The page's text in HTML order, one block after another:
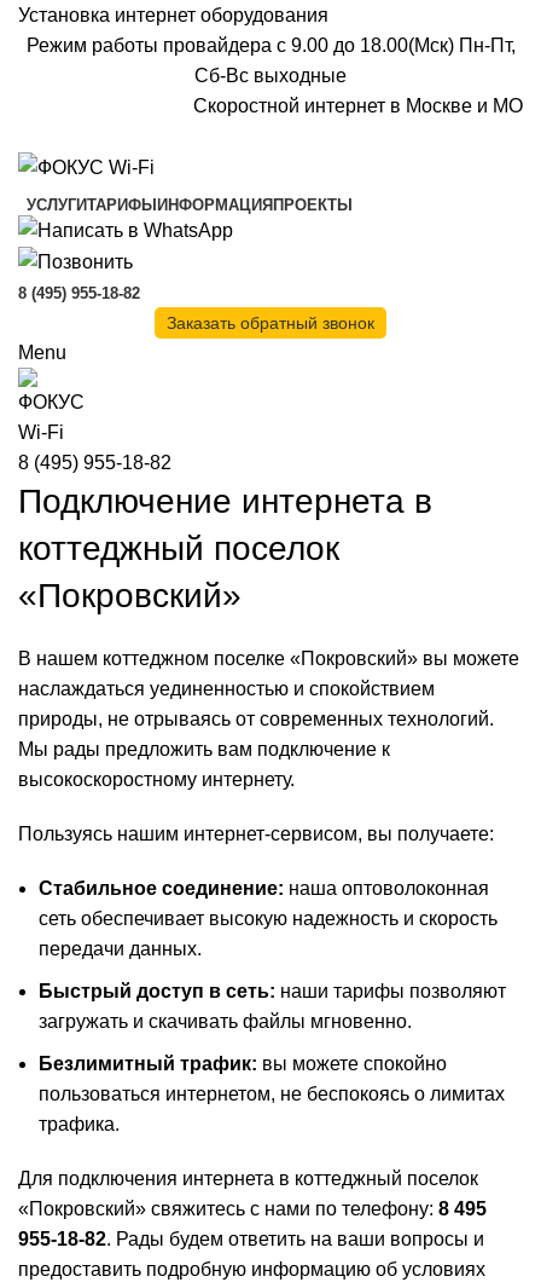
Установка интернет оборудования
Режим работы провайдера с 9.00 до 18.00(Мск) Пн-Пт,
Сб-Вс выходные
Скоростной интернет в Москве и МО
УСЛУГИТАРИФЫ ИНФОРМАЦИЯ ПРОЕКТЫ
8 (495) 955-18-82
Заказать обратный звонок
Menu
8 (495) 955-18-82
Подключение интернета в
коттеджный поселок
«Покровский»
В нашем коттеджном поселке «Покровский» вы можете
наслаждаться уединенностью и спокойствием
природы, не отрываясь от современных технологий.
Мы рады предложить вам подключение к
высокоскоростному интернету.
Пользуясь нашим интернет-сервисом, вы получаете:
Стабильное соединение: наша оптоволоконная
сеть обеспечивает высокую надежность и скорость
передачи данных.
Быстрый доступ в сеть: наши тарифы позволяют
загружать и скачивать файлы мгновенно.
Безлимитный трафик: вы можете спокойно
пользоваться интернетом, не беспокоясь о лимитах
трафика.
Для подключения интернета в коттеджный поселок
«Покровский» свяжитесь с нами по телефону: 8 495
955-18-82. Рады будем ответить на ваши вопросы и
предоставить подробную информацию об условиях